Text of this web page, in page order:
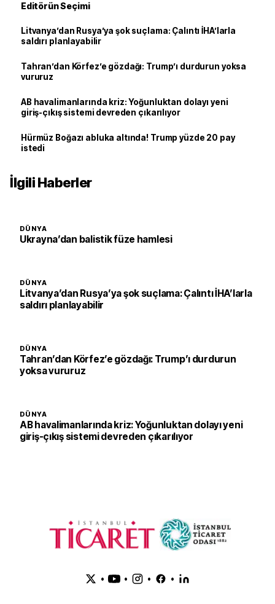
Editörün Seçimi
Litvanya’dan Rusya’ya şok suçlama: Çalıntı İHA’larla
saldırı planlayabilir
Tahran’dan Körfez’e gözdağı: Trump’ı durdurun yoksa
vururuz
AB havalimanlarında kriz: Yoğunluktan dolayı yeni
giriş-çıkış sistemi devreden çıkarılıyor
Hürmüz Boğazı abluka altında! Trump yüzde 20 pay
istedi
İlgili Haberler
DÜNYA
Ukrayna’dan balistik füze hamlesi
DÜNYA
Litvanya’dan Rusya’ya şok suçlama: Çalıntı İHA’larla
saldırı planlayabilir
DÜNYA
Tahran’dan Körfez’e gözdağı: Trump’ı durdurun
yoksa vururuz
DÜNYA
AB havalimanlarında kriz: Yoğunluktan dolayı yeni
giriş-çıkış sistemi devreden çıkarılıyor
• • • •